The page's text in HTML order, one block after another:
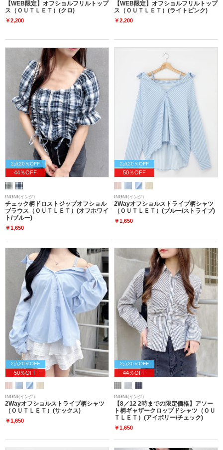
【WEB限定】オフショルフリルトップ
ス（ＯＵＴＬＥＴ）(クロ)
￥2,200
【WEB限定】オフショルフリルトップ
ス（ＯＵＴＬＥＴ）(ライトピンク)
￥2,200
2点20％OFF
44％OFF
INGNI(イング)
チェック柄ドロストジップオフショル
ブラウス（ＯＵＴＬＥＴ）(オフホワイ
ト/ブルー)
￥1,650
2点20％OFF
50％OFF
INGNI(イング)
2Wayオフショルストライプ柄シャツ
（ＯＵＴＬＥＴ）(ブルー/ストライプ)
￥1,650
2点20％OFF
50％OFF
INGNI(イング)
2Wayオフショルストライプ柄シャツ
（ＯＵＴＬＥＴ）(サックス)
￥1,650
2点20％OFF
44％OFF
INGNI(イング)
【8／12 2時までの限定価格】アソー
ト柄ギャザークロップドシャツ（ＯＵ
ＴＬＥＴ）(アイボリー/チェック)
￥1,650